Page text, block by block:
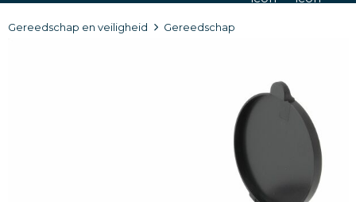
Tassen
Gereedschap en veiligheid Gereedschap